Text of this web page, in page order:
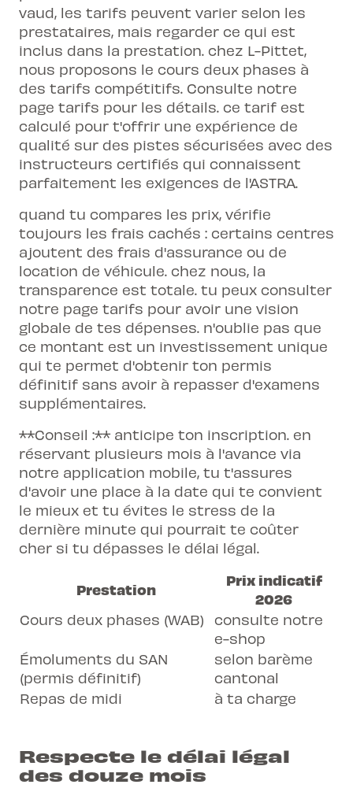
vaud, les tarifs peuvent varier selon les
prestataires, mais regarder ce qui est
inclus dans la prestation. chez L-Pittet,
nous proposons le cours deux phases à
des tarifs compétitifs. Consulte notre
page tarifs pour les détails. ce tarif est
calculé pour t'offrir une expérience de
qualité sur des pistes sécurisées avec des
instructeurs certifiés qui connaissent
parfaitement les exigences de l'ASTRA.
quand tu compares les prix, vérifie
toujours les frais cachés : certains centres
ajoutent des frais d'assurance ou de
location de véhicule. chez nous, la
transparence est totale. tu peux consulter
notre page tarifs pour avoir une vision
globale de tes dépenses. n'oublie pas que
ce montant est un investissement unique
qui te permet d'obtenir ton permis
définitif sans avoir à repasser d'examens
supplémentaires.
**Conseil :** anticipe ton inscription. en
réservant plusieurs mois à l'avance via
notre application mobile, tu t'assures
d'avoir une place à la date qui te convient
le mieux et tu évites le stress de la
dernière minute qui pourrait te coûter
cher si tu dépasses le délai légal.
Prestation
Prix indicatif
2026
Cours deux phases (WAB)
consulte notre
e-shop
Émoluments du SAN
(permis définitif)
selon barème
cantonal
Repas de midi
à ta charge
Respecte le délai légal
des douze mois